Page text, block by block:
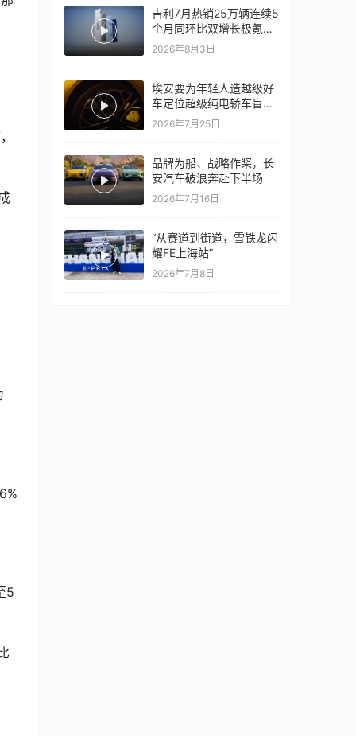
吉利7月热销25万辆连续5
个月同环比双增长极氪销
量同比翻倍，出口再破10
2026年8月3日
埃安要为年轻人造越级好
车定位超级纯电轿车盲猜
18万以上
2026年7月25日
品牌为船、战略作桨，长
安汽车破浪奔赴下半场
2026年7月16日
“从赛道到街道，雪铁龙闪
耀FE上海站”
2026年7月8日